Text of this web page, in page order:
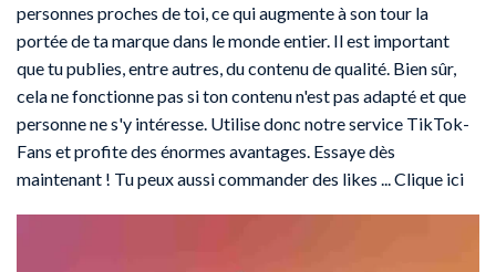
personnes proches de toi, ce qui augmente à son tour la
portée de ta marque dans le monde entier. Il est important
que tu publies, entre autres, du contenu de qualité. Bien sûr,
cela ne fonctionne pas si ton contenu n'est pas adapté et que
personne ne s'y intéresse. Utilise donc notre service TikTok-
Fans et profite des énormes avantages. Essaye dès
maintenant ! Tu peux aussi commander des likes ... Clique ici